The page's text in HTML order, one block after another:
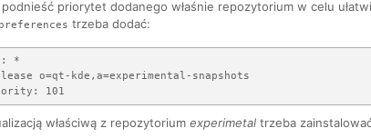
priorytet dodanego właśnie repozytorium w celu
trzeba dodać:
*
o=qt-kde,a=experimental-snapshots
właściwą z repozytorium experimetal trzeba